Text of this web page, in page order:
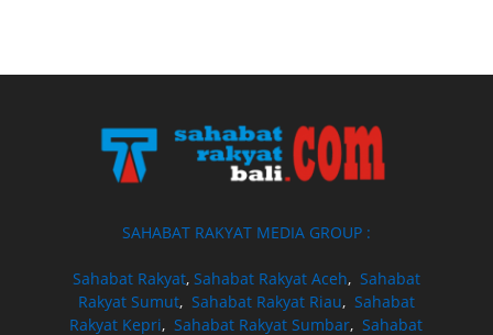
SAHABAT RAKYAT MEDIA GROUP :
Sahabat Rakyat, Sahabat Rakyat Aceh, Sahabat
Rakyat Sumut, Sahabat Rakyat Riau, Sahabat
Rakyat Kepri,Sahabat Rakyat Sumbar,Sahabat